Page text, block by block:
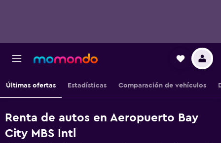
Últimas ofertas Estadísticas Comparación de vehículos
Renta de autos en Aeropuerto Bay
City MBS Intl